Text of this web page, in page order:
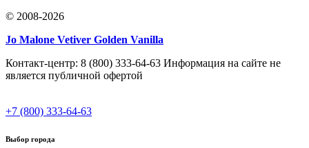
© 2008-2026
Jo Malone Vetiver Golden Vanilla
Контакт-центр: 8 (800) 333-64-63 Информация на сайте не
является публичной офертой
+7 (800) 333-64-63
Выбор города